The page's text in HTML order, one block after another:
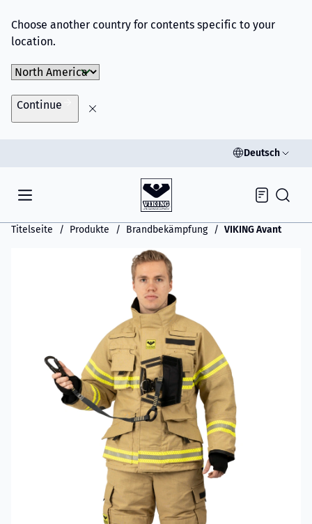
Choose another country for contents specific to your
location.
Choose Market
Continue
Deutsch
Inquiry
Titelseite Produkte Brandbekämpfung VIKING Avant